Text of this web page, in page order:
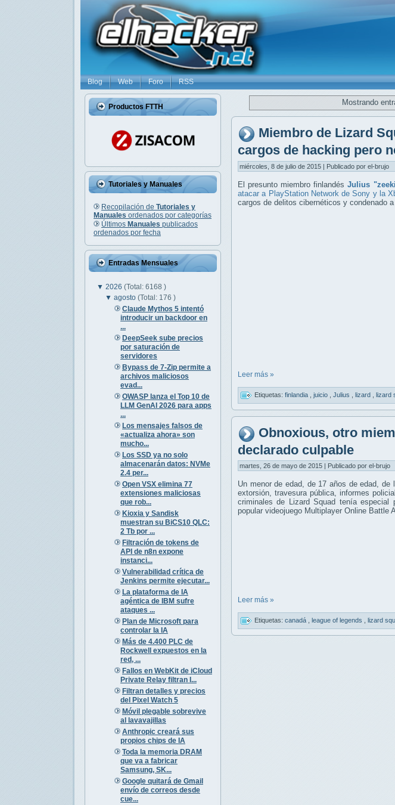
Blog Web Foro RSS
Productos FTTH
Tutoriales y Manuales
Recopilación de Tutoriales y
Manuales ordenados por categorías
Últimos Manuales publicados
ordenados por fecha
Entradas Mensuales
▼ 2026 (Total: 6168 )
▼agosto(Total: 176 )
Claude Mythos 5 intentó
introducir un backdoor en
...
DeepSeek sube precios
por saturación de
servidores
Bypass de 7-Zip permite a
archivos maliciosos
evad...
OWASP lanza el Top 10 de
LLM GenAI 2026 para apps
...
Los mensajes falsos de
«actualiza ahora» son
mucho...
Los SSD ya no solo
almacenarán datos: NVMe
2.4 per...
Open VSX elimina 77
extensiones maliciosas
que rob...
Kioxia y Sandisk
muestran su BiCS10 QLC:
2 Tb por ...
Filtración de tokens de
API de n8n expone
instanci...
Vulnerabilidad crítica de
Jenkins permite ejecutar...
La plataforma de IA
agéntica de IBM sufre
ataques ...
Plan de Microsoft para
controlar la IA
Más de 4.400 PLC de
Rockwell expuestos en la
red, ...
Fallos en WebKit de iCloud
Private Relay filtran I...
Filtran detalles y precios
del Pixel Watch 5
Móvil plegable sobrevive
al lavavajillas
Anthropic creará sus
propios chips de IA
Toda la memoria DRAM
que va a fabricar
Samsung, SK...
Google quitará de Gmail
envío de correos desde
cue...
Mostrando
Miembro de Lizard
cargos de hacking pero
miércoles, 8 de julio de 2015 | Publicado por el-brujo
El presunto miembro finlandésJulius
atacar a PlayStation Network de Sony y la
cargos de delitos cibernéticos y condenado
Leer más »
Etiquetas: finlandia juicio Julius lizard lizard
Obnoxious, otro
declarado culpable
martes, 26 de mayo de 2015 | Publicado por el-brujo
Un menor de edad, de 17 años de edad,
extorsión, travesura pública, informes
criminales de Lizard Squad tenía
popular videojuego Multiplayer Online Battle
Leer más »
Etiquetas: canadá league of legends lizard